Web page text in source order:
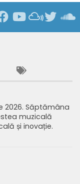
2026. Săptămâna
muzicală
și inovație.